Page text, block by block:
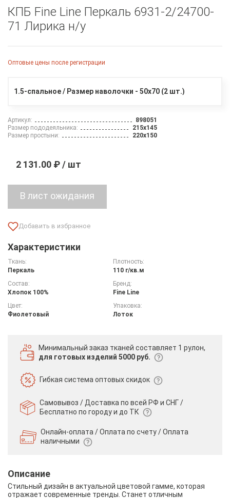
КПБ Fine Line Перкаль 6931-2/24700-
71 Лирика н/у
Оптовые цены после регистрации
1.5-спальное / Размер наволочки - 50х70 (2 шт.)
Артикул:
898051
Размер пододеяльника:
215х145
Размер простыни:
220х150
2 131.00 ₽ / шт
Характеристики
Ткань:
Перкаль
Плотность:
110 г/кв.м
Состав:
Хлопок 100%
Бренд:
Fine Line
Цвет:
Фиолетовый
Упаковка:
Лоток
Минимальный заказ тканей составляет 1 рулон,
для готовых изделий 5000 руб.
Гибкая системаоптовых скидок
Самовывоз / Доставка по всей РФ и СНГ /
Бесплатно по городу и до ТК
Онлайн-оплата / Оплата по счету /Оплата
наличными
Описание
Стильный дизайн в актуальной цветовой гамме, которая
отражает современные тренды. Станет отличным